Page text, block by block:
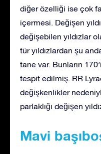
diğer özelliği ise çok
içermesi. Değişen
değişebilen yıldızlar
tür yıldızlardan şu
tane var. Bunların
tespit edilmiş. RR
değişkenlikler
parlaklığı değişen
Mavi